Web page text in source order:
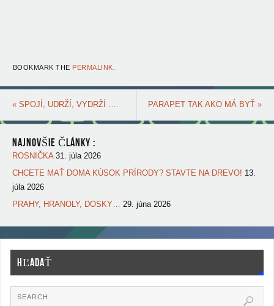
BOOKMARK THE PERMALINK
«SPOJÍ, UDRŽÍ, VYDRŽÍ …. PARAPET TAK AKO MÁ BYŤ»
NAJNOVŠIE ČLÁNKY :
ROSNIČKA 31. júla 2026
CHCETE MAŤ DOMA KÚSOK PRÍRODY? STAVTE NA DREVO! 13.
júla 2026
PRAHY, HRANOLY, DOSKY…
29. júna 2026
HĽADAŤ